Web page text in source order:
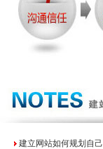
建立网站如何规划自